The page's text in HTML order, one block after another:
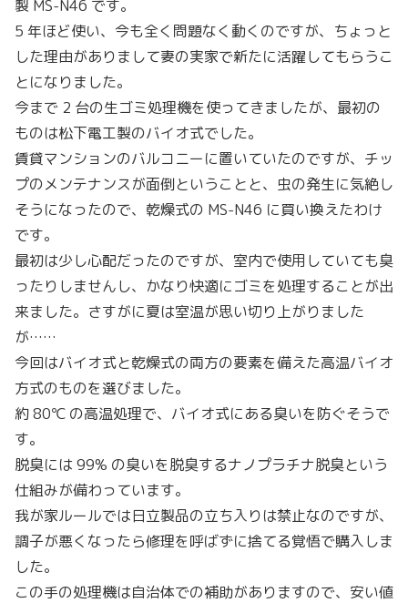
製 MS-N46 です。
5 年ほど使い、今も全く問題なく動くのですが、ちょっと
した理由がありまして妻の実家で新たに活躍してもらうこ
とになりました。
今まで 2 台の生ゴミ処理機を使ってきましたが、最初の
ものは松下電工製のバイオ式でした。
賃貸マンションのバルコニーに置いていたのですが、チッ
プのメンテナンスが面倒ということと、虫の発生に気絶し
そうになったので、乾燥式の MS-N46 に買い換えたわけ
です。
最初は少し心配だったのですが、室内で使用していても臭
ったりしませんし、かなり快適にゴミを処理することが出
来ました。さすがに夏は室温が思い切り上がりました
が……
今回はバイオ式と乾燥式の両方の要素を備えた高温バイオ
方式のものを選びました。
約 80℃ の高温処理で、バイオ式にある臭いを防ぐそうで
す。
脱臭には 99% の臭いを脱臭するナノプラチナ脱臭という
仕組みが備わっています。
我が家ルールでは日立製品の立ち入りは禁止なのですが、
調子が悪くなったら修理を呼ばずに捨てる覚悟で購入しま
した。
この手の処理機は自治体での補助がありますので、安い値